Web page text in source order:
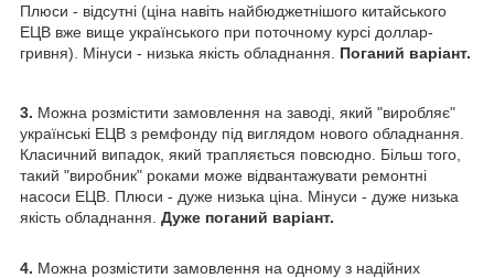
Плюси - відсутні (ціна навіть найбюджетнішого китайського
ЕЦВ вже вище українського при поточному курсі доллар-
гривня). Мінуси - низька якість обладнання. Поганий варіант.
3. Можна розмістити замовлення на заводі, який "виробляє"
українські ЕЦВ з ремфонду під виглядом нового обладнання.
Класичний випадок, який трапляється повсюдно. Більш того,
такий "виробник" роками може відвантажувати ремонтні
насоси ЕЦВ. Плюси - дуже низька ціна. Мінуси - дуже низька
якість обладнання. Дуже поганий варіант.
4. Можна розмістити замовлення на одному з надійних